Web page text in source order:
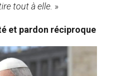
tout à elle. »
et pardon réciproque